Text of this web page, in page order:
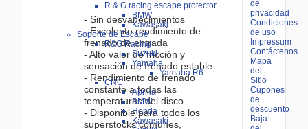
R & G racing escape protector
BMW
Kawasaki
Soporte de Escape
R&G Racing
Suzuki
Yamaha
Yamaha R6
CNC
Aprilia
BMW
Honda
Kawasaki
- Sin desvanecimientos
- Excelente rendimiento de
frenado de entrada
- Alto valor de fricción y
sensación de frenado estable
- Rendimiento de frenado
constante a todas las
temperaturas del disco
- Disponible para todos los
superstocks comunes,
de
privacidad
Condiciones
de uso
Impressum
Contáctenos
Mapa
del
Sitio
Cupones
de
descuento
Baja